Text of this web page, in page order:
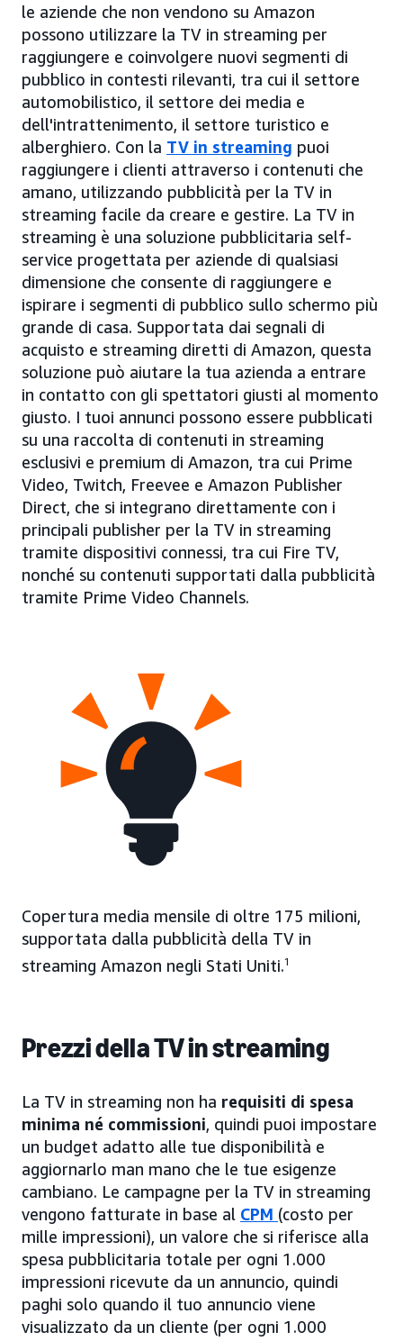
le aziende che non vendono su Amazon
possono utilizzare la TV in streaming per
raggiungere e coinvolgere nuovi segmenti di
pubblico in contesti rilevanti, tra cui il settore
automobilistico, il settore dei media e
dell'intrattenimento, il settore turistico e
alberghiero. Con la TV in streaming puoi
raggiungere i clienti attraverso i contenuti che
amano, utilizzando pubblicità per la TV in
streaming facile da creare e gestire. La TV in
streaming è una soluzione pubblicitaria self-
service progettata per aziende di qualsiasi
dimensione che consente di raggiungere e
ispirare i segmenti di pubblico sullo schermo più
grande di casa. Supportata dai segnali di
acquisto e streaming diretti di Amazon, questa
soluzione può aiutare la tua azienda a entrare
in contatto con gli spettatori giusti al momento
giusto. I tuoi annunci possono essere pubblicati
su una raccolta di contenuti in streaming
esclusivi e premium di Amazon, tra cui Prime
Video, Twitch, Freevee e Amazon Publisher
Direct, che si integrano direttamente con i
principali publisher per la TV in streaming
tramite dispositivi connessi, tra cui Fire TV,
nonché su contenuti supportati dalla pubblicità
tramite Prime Video Channels.
Copertura media mensile di oltre 175 milioni,
supportata dalla pubblicità della TV in
streaming Amazon negli Stati Uniti.1
Prezzi della TV in streaming
La TV in streaming non ha requisiti di spesa
minima né commissioni, quindi puoi impostare
un budget adatto alle tue disponibilità e
aggiornarlo man mano che le tue esigenze
cambiano. Le campagne per la TV in streaming
vengono fatturate in base al CPM (costo per
mille impressioni), un valore che si riferisce alla
spesa pubblicitaria totale per ogni 1.000
impressioni ricevute da un annuncio, quindi
paghi solo quando il tuo annuncio viene
visualizzato da un cliente (per ogni 1.000